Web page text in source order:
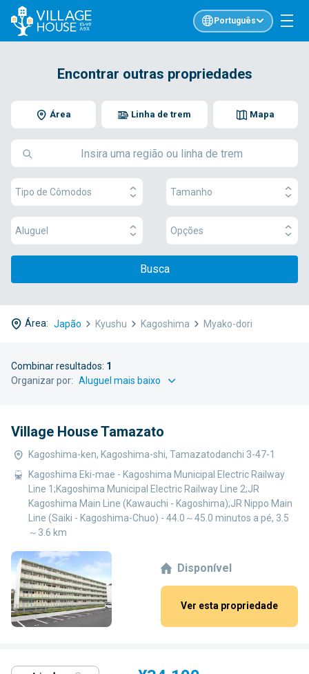
Português
Encontrar outras propriedades
Área Mapa
Linha de trem
Tipo de Cômodos Tamanho
Aluguel Opções
Busca
Área: Japão Kyushu Kagoshima Myako-dori
Combinar resultados: 1
Organizar por:
Village House Tamazato
Kagoshima-ken, Kagoshima-shi, Tamazatodanchi 3-47-1
Kagoshima Eki-mae - Kagoshima Municipal Electric Railway
Line 1;Kagoshima Municipal Electric Railway Line 2;JR
Kagoshima Main Line (Kawauchi - Kagoshima);JR Nippo Main
Line (Saiki - Kagoshima-Chuo) - 44.0～45.0 minutos a pé, 3.5
～3.6 km
Disponível
Ver esta propriedade